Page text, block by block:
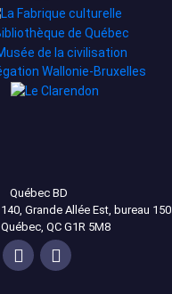
Québec BD
140, Grande Allée Est, bureau 150
Québec, QC G1R 5M8